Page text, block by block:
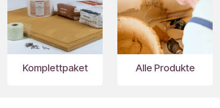
Komplettpaket Alle Produkte